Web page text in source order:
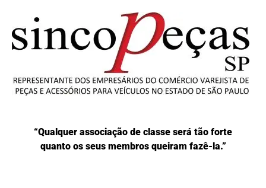
“Qualquer associação de classe será tão forte
quanto os seus membros queiram fazê-la.”